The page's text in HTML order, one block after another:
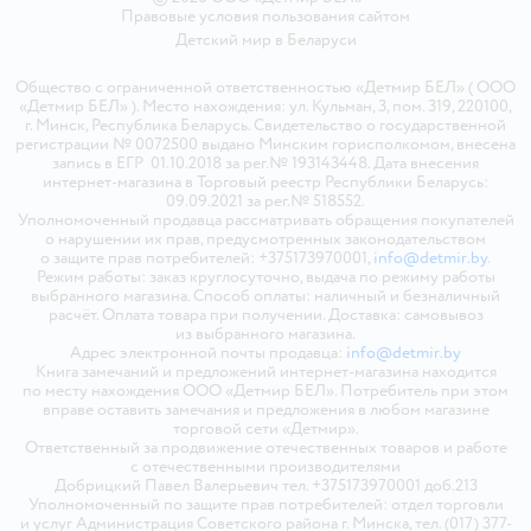
Правовые условия пользования сайтом
Детский мир в Беларуси
Общество с ограниченной ответственностью «Детмир БЕЛ» ( ООО
«Детмир БЕЛ» ). Место нахождения: ул. Кульман, 3, пом. 319, 220100,
г. Минск, Республика Беларусь. Свидетельство о государственной
регистрации № 0072500 выдано Минским горисполкомом, внесена
запись в ЕГР 01.10.2018 за рег.№ 193143448. Дата внесения
интернет-магазина в Торговый реестр Республики Беларусь:
09.09.2021 за рег.№ 518552.
Уполномоченный продавца рассматривать обращения покупателей
о нарушении их прав, предусмотренных законодательством
о защите прав потребителей: +375173970001, info@detmir.by.
Режим работы: заказ круглосуточно, выдача по режиму работы
выбранного магазина. Способ оплаты: наличный и безналичный
расчёт. Оплата товара при получении. Доставка: самовывоз
из выбранного магазина.
Адрес электронной почты продавца: info@detmir.by
Книга замечаний и предложений интернет-магазина находится
по месту нахождения ООО «Детмир БЕЛ». Потребитель при этом
вправе оставить замечания и предложения в любом магазине
торговой сети «Детмир».
Ответственный за продвижение отечественных товаров и работе
с отечественными производителями
Добрицкий Павел Валерьевич тел. +375173970001 доб.213
Уполномоченный по защите прав потребителей: отдел торговли
и услуг Администрация Советского района г. Минска, тел. (017) 377-